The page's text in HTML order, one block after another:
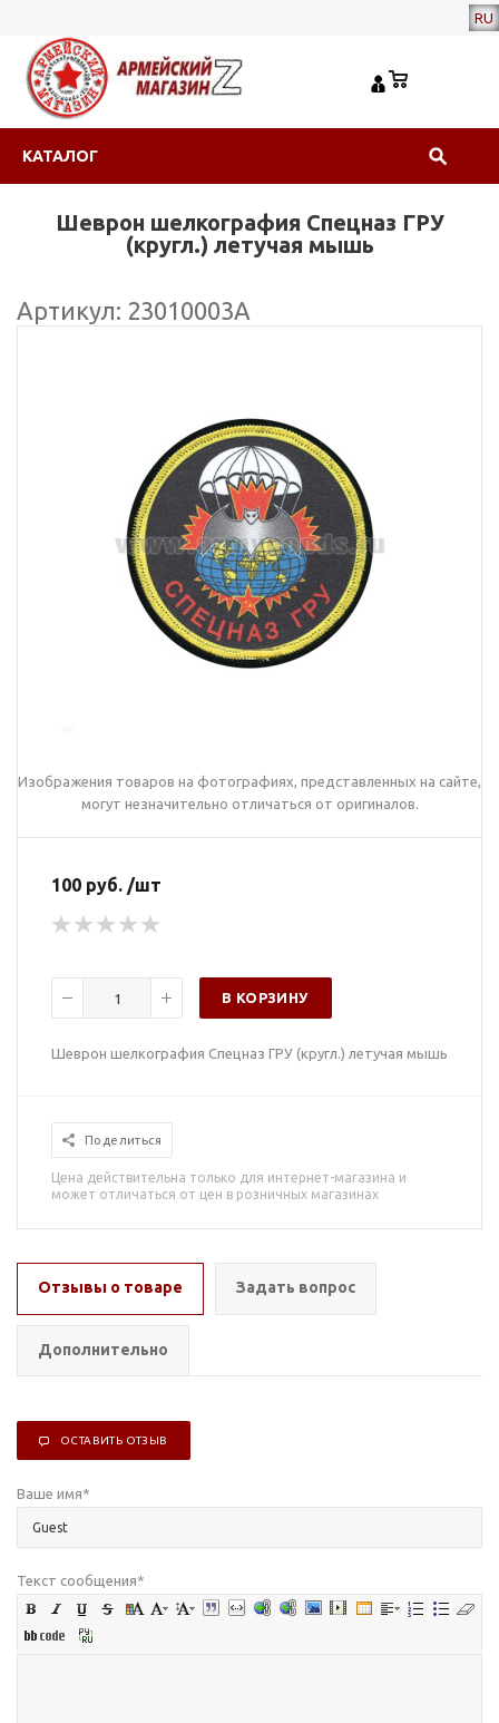
RU
КАТАЛОГ
Шеврон шелкография Спецназ ГРУ
(кругл.) летучая мышь
Артикул: 23010003А
Изображения товаров на фотографиях, представленных на сайте,
могут незначительно отличаться от оригиналов.
100 руб. /шт
В КОРЗИНУ
Шеврон шелкография Спецназ ГРУ (кругл.) летучая мышь
Поделиться
Цена действительна только для интернет-магазина и
может отличаться от цен в розничных магазинах
Отзывы о товаре Задать вопрос
Дополнительно
ОСТАВИТЬ ОТЗЫВ
Ваше имя*
Текст сообщения*